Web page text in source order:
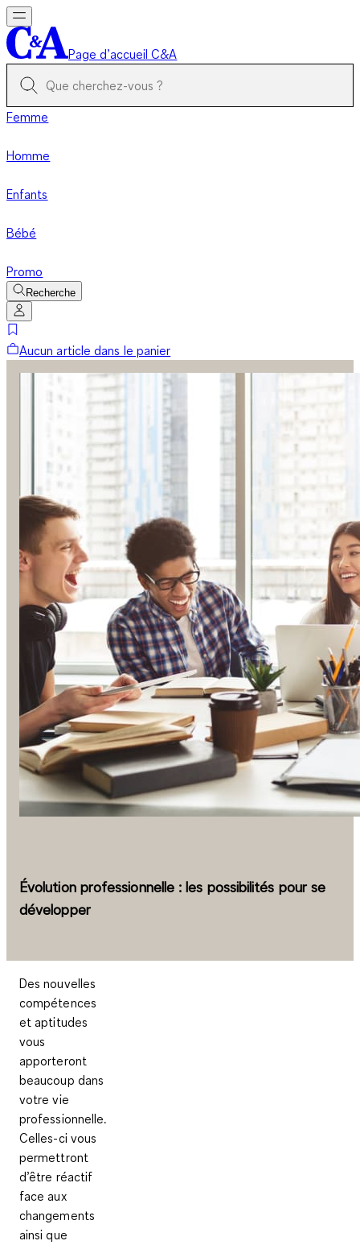
Page d’accueil C&A
Femme
Homme
Enfants
Bébé
Promo
Recherche
Aucun article dans le panier
Évolution professionnelle : les possibilités pour se
développer
Des nouvelles
compétences
et aptitudes
vous
apporteront
beaucoup dans
votre vie
professionnelle.
Celles-ci vous
permettront
d’être réactif
face aux
changements
ainsi que